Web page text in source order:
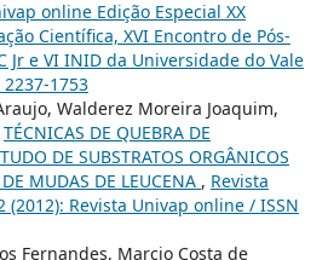
online Edição Especial XX
Científica, XVI Encontro de Pós-
Jr e VI INID da Universidade do Vale
1753
Walderez Moreira Joaquim,
TÉCNICAS DE QUEBRA DE
DE SUBSTRATOS ORGÂNICOS
MUDAS DE LEUCENA , Revista
(2012): Revista Univap online / ISSN
Fernandes, Marcio Costa de